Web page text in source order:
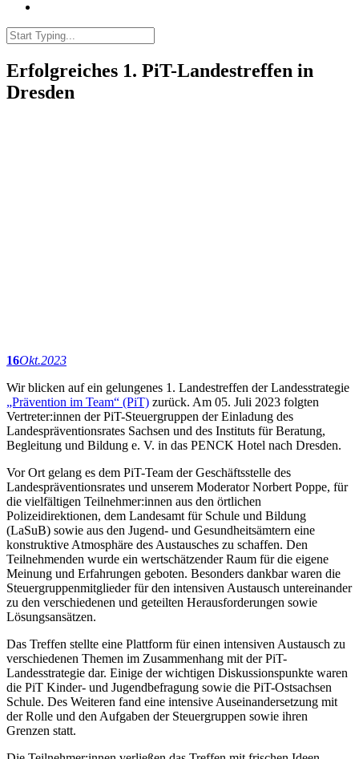
Erfolgreiches 1. PiT-Landestreffen in
Dresden
16Okt.2023
Wir blicken auf ein gelungenes 1. Landestreffen der Landesstrategie
„Prävention im Team“ (PiT) zurück. Am 05. Juli 2023 folgten
Vertreter:innen der PiT-Steuergruppen der Einladung des
Landespräventionsrates Sachsen und des Instituts für Beratung,
Begleitung und Bildung e. V. in das PENCK Hotel nach Dresden.
Vor Ort gelang es dem PiT-Team der Geschäftsstelle des
Landespräventionsrates und unserem Moderator Norbert Poppe, für
die vielfältigen Teilnehmer:innen aus den örtlichen
Polizeidirektionen, dem Landesamt für Schule und Bildung
(LaSuB) sowie aus den Jugend- und Gesundheitsämtern eine
konstruktive Atmosphäre des Austausches zu schaffen. Den
Teilnehmenden wurde ein wertschätzender Raum für die eigene
Meinung und Erfahrungen geboten. Besonders dankbar waren die
Steuergruppenmitglieder für den intensiven Austausch untereinander
zu den verschiedenen und geteilten Herausforderungen sowie
Lösungsansätzen.
Das Treffen stellte eine Plattform für einen intensiven Austausch zu
verschiedenen Themen im Zusammenhang mit der PiT-
Landesstrategie dar. Einige der wichtigen Diskussionspunkte waren
die PiT Kinder- und Jugendbefragung sowie die PiT-Ostsachsen
Schule. Des Weiteren fand eine intensive Auseinandersetzung mit
der Rolle und den Aufgaben der Steuergruppen sowie ihren
Grenzen statt.